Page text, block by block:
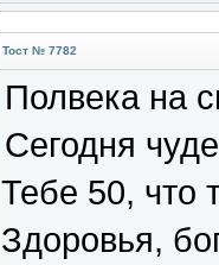
Тост № 7782
Полвека на
Сегодня
Тебе 50, что
Здоровья,